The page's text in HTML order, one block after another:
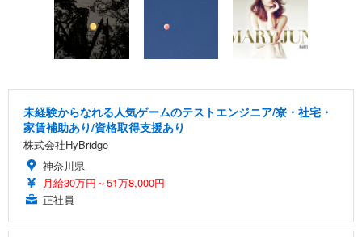
未経験からなれる人気ゲームのテストエンジニア/寮・社宅・
家賃補助あり/資格取得支援あり
株式会社HyBridge
神奈川県
月給30万円～51万8,000円
正社員